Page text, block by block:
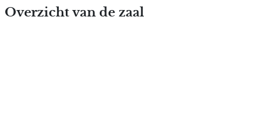
Overslaan en naar de inhoud
Overzicht van de zaal